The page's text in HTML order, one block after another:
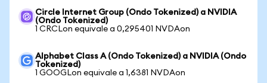
Circle Internet Group (Ondo Tokenized) a NVIDIA
(Ondo Tokenized)
1 CRCLon equivale a 0,295401 NVDAon
Alphabet Class A (Ondo Tokenized) a NVIDIA (Ondo
Tokenized)
1 GOOGLon equivale a 1,6381 NVDAon